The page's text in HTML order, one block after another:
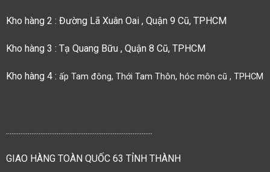
Kho hàng 2 : Đường Lã Xuân Oai , Quận 9 Cũ, TPHCM
Kho hàng 3 : Tạ Quang Bữu , Quận 8 Cũ, TPHCM
Kho hàng 4 : ấp Tam đông, Thới Tam Thôn, hóc môn cũ , TPHCM
.................................................................................
GIAO HÀNG TOÀN QUỐC 63 TỈNH THÀNH